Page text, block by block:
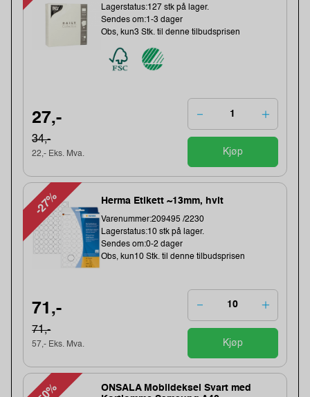
Lagerstatus:127 stk på lager.
Sendes om:1-3 dager
Obs, kun3 Stk. til denne tilbudsprisen
27,-
34,-
22,- Eks. Mva. Kjøp
-27% Herma Etikett ~13mm, hvit
Varenummer:209495 /2230
Lagerstatus:10 stk på lager.
Sendes om:0-2 dager
Obs, kun10 Stk. til denne tilbudsprisen
71,-
71,-
57,- Eks. Mva. Kjøp
ONSALA Mobildeksel Svart med